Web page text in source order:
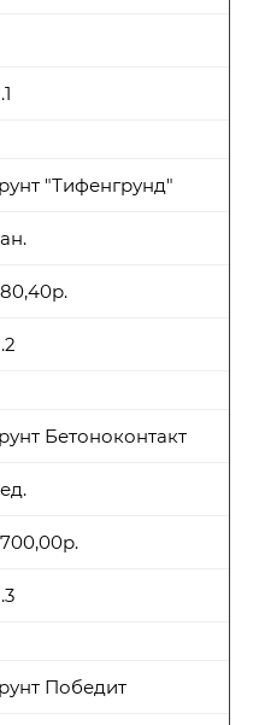
"Тифенгрунд"
Бетоноконтакт
700,00р.
Победит